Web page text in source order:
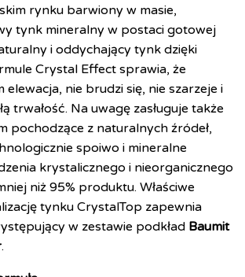
rynku barwiony w masie,
tynk mineralny w postaci gotowej
i oddychający tynk dzięki
Crystal Effect sprawia, że
elewacja, nie brudzi się, nie szarzeje i
trwałość. Na uwagę zasługuje także
pochodzące z naturalnych źródeł,
spoiwo i mineralne
krystalicznego i nieorganicznego
niż 95% produktu. Właściwe
tynku CrystalTop zapewnia
w zestawie podkład Baumit
.